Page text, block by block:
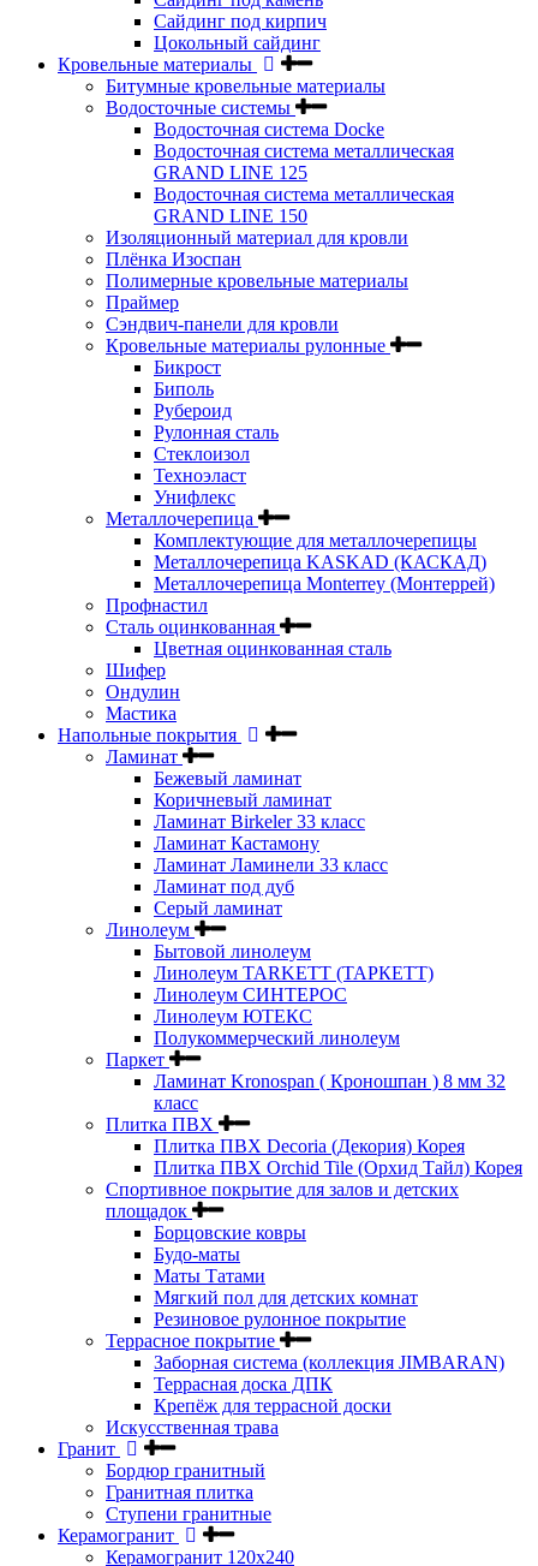
Сайдинг под кирпич
Цокольный сайдинг
Кровельные материалы
Битумные кровельные материалы
Водосточные системы
Водосточная система Docke
Водосточная система металлическая
GRAND LINE 125
Водосточная система металлическая
GRAND LINE 150
Изоляционный материал для кровли
Плёнка Изоспан
Полимерные кровельные материалы
Праймер
Сэндвич-панели для кровли
Кровельные материалы рулонные
Бикрост
Биполь
Рубероид
Рулонная сталь
Стеклоизол
Техноэласт
Унифлекс
Металлочерепица
Комплектующие для металлочерепицы
Металлочерепица KASKAD (КАСКАД)
Металлочерепица Monterrey (Монтеррей)
Профнастил
Сталь оцинкованная
Цветная оцинкованная сталь
Шифер
Ондулин
Мастика
Напольные покрытия
Ламинат
Бежевый ламинат
Коричневый ламинат
Ламинат Birkeler 33 класс
Ламинат Кастамону
Ламинат Ламинели 33 класс
Ламинат под дуб
Серый ламинат
Линолеум
Бытовой линолеум
Линолеум TARKETT (ТАРКЕТТ)
Линолеум СИНТЕРОС
Линолеум ЮТЕКС
Полукоммерческий линолеум
Паркет
Ламинат Kronospan ( Кроношпан ) 8 мм 32
класс
Плитка ПВХ
Плитка ПВХ Decoria (Декория) Корея
Плитка ПВХ Orchid Tile (Орхид Тайл) Корея
Спортивное покрытие для залов и детских
площадок
Борцовские ковры
Будо-маты
Маты Татами
Мягкий пол для детских комнат
Резиновое рулонное покрытие
Террасное покрытие
Заборная система (коллекция JIMBARAN)
Террасная доска ДПК
Крепёж для террасной доски
Искусственная трава
Гранит
Бордюр гранитный
Гранитная плитка
Ступени гранитные
Керамогранит
Керамогранит 120х240